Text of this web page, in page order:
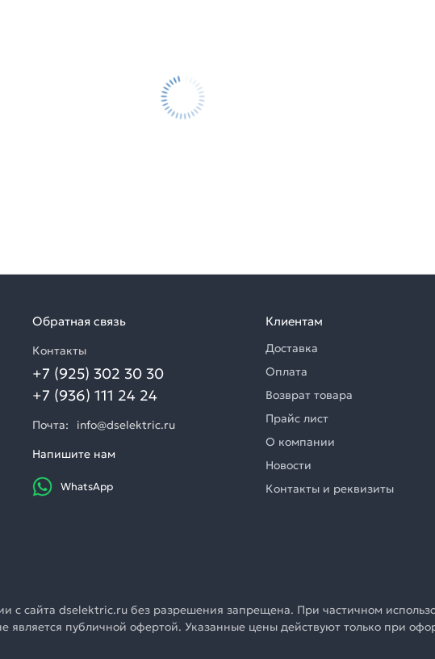
Обратная связь
Контакты
+7 (925) 302 30 30
+7 (936) 111 24 24
Почта:
info@dselektric.ru
Напишите нам
WhatsApp
Клиентам
Доставка
Оплата
Возврат товара
Прайс лист
О компании
Новости
Контакты и реквизиты
сайта dselektric.ru без разрешения запрещена. При частичном
публичной офертой. Указанные цены действуют только при